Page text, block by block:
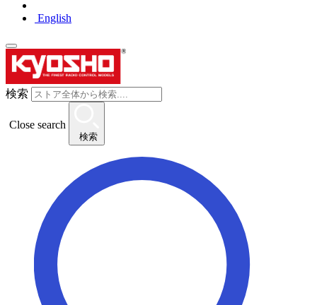
English
検索
Close search
検索